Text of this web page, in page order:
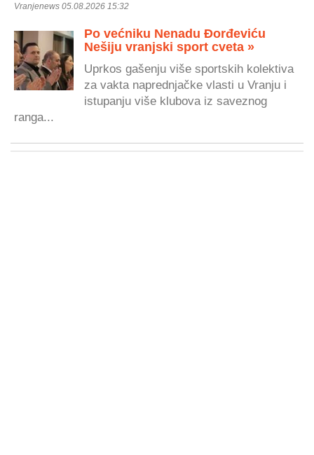
Vranjenews 05.08.2026 15:32
Po većniku Nenadu Đorđeviću
Nešiju vranjski sport cveta »
Uprkos gašenju više sportskih kolektiva
za vakta naprednjačke vlasti u Vranju i
istupanju više klubova iz saveznog
ranga...